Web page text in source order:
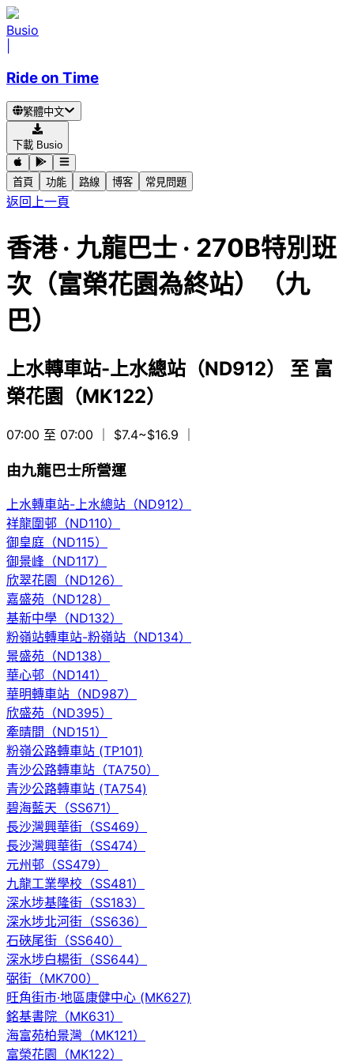
Busio
Ride on Time
繁體中文
下載 Busio
首頁 功能 路線 博客 常見問題
返回上一頁
香港· 九龍巴士 · 270B特別班
次（富榮花園為終站）（九
巴）
上水轉車站-上水總站（ND912） 至 富
榮花園（MK122）
07:00 至 07:00 ｜ $7.4~$16.9
由九龍巴士所營運
上水轉車站-上水總站（ND912）
祥龍圍邨（ND110）
御皇庭（ND115）
御景峰（ND117）
欣翠花園（ND126）
嘉盛苑（ND128）
基新中學（ND132）
粉嶺站轉車站-粉嶺站（ND134）
景盛苑（ND138）
華心邨（ND141）
華明轉車站（ND987）
欣盛苑（ND395）
牽晴間（ND151）
粉嶺公路轉車站 (TP101)
青沙公路轉車站（TA750）
青沙公路轉車站 (TA754)
碧海藍天（SS671）
長沙灣興華街（SS469）
長沙灣興華街（SS474）
元州邨（SS479）
九龍工業學校（SS481）
深水埗基隆街（SS183）
深水埗北河街（SS636）
石硤尾街（SS640）
深水埗白楊街（SS644）
弼街（MK700）
旺角街市·地區康健中心 (MK627)
銘基書院（MK631）
海富苑柏景灣（MK121）
富榮花園（MK122）